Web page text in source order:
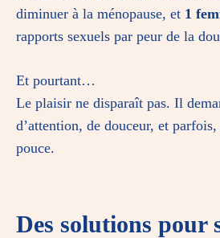
diminuer à la ménopause, et 1
rapports sexuels par peur de la
Et pourtant…
Le plaisir ne disparaît pas. Il
d’attention, de douceur, et
pouce.
Des solutions pour